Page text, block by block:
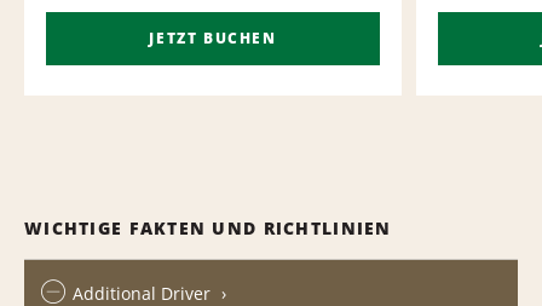
JETZT BUCHEN
WICHTIGE FAKTEN UND RICHTLINIEN
Additional Driver